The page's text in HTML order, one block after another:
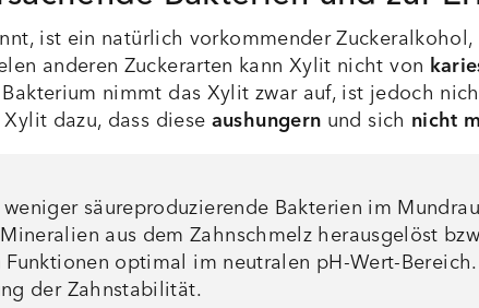
ist ein natürlich vorkommender
anderen Zuckerarten kann Xylit nicht von
nimmt das Xylit zwar auf, ist jedoch
dazu, dass dieseaushungern und sich nicht
säureproduzierende Bakterien im
aus dem Zahnschmelz herausgelöst
optimal im neutralen pH-Wert-
der Zahnstabilität.